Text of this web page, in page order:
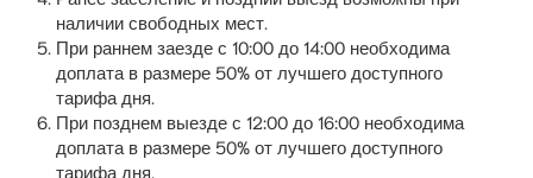
наличии свободных мест.
При раннем заезде с 10:00 до 14:00 необходима
доплата в размере 50% от лучшего доступного
тарифа дня.
При позднем выезде с 12:00 до 16:00 необходима
доплата в размере 50% от лучшего доступного
тарифа дня.